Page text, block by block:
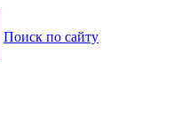
Поиск по сайту